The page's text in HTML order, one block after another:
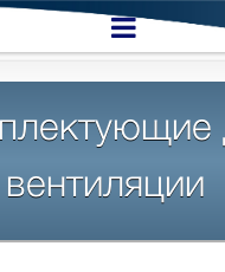
вентиляции